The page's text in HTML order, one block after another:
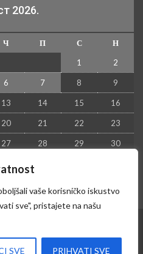
vaše korisničko iskustvo
sve", pristajete na našu
SVE PRIHVATI SVE
2026.
Ч П С
Н
1
2
6 7 8 9
13 14 15 16
20 21 22 23
27 28 29 30
Hosting-Srbija